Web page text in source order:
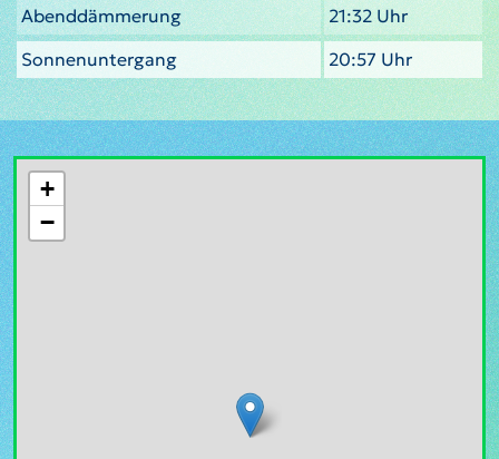
Abenddämmerung
21:32 Uhr
Sonnenuntergang
20:57 Uhr
+
−